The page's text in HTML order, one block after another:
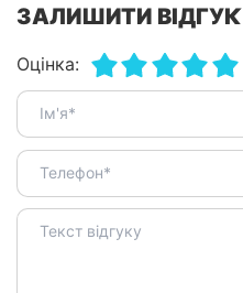
ЗАЛИШИТИ ВІДГУК
Оцінка: